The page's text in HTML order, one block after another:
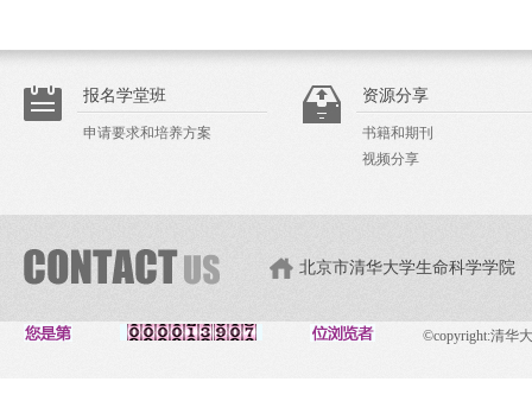
报名学堂班
申请要求和培养方案
资源分享
书籍和期刊
视频分享
北京市清华大学生命科学学院
©copyright:清华